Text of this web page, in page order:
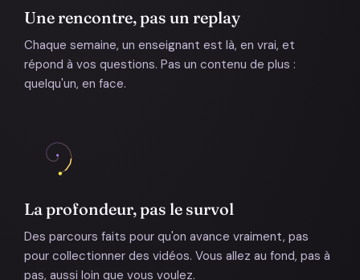
Une rencontre, pas un replay
Chaque semaine, un enseignant est là, en vrai, et
répond à vos questions. Pas un contenu de plus :
quelqu'un, en face.
La profondeur, pas le survol
Des parcours faits pour qu'on avance vraiment, pas
pour collectionner des vidéos. Vous allez au fond, pas à
pas, aussi loin que vous voulez.